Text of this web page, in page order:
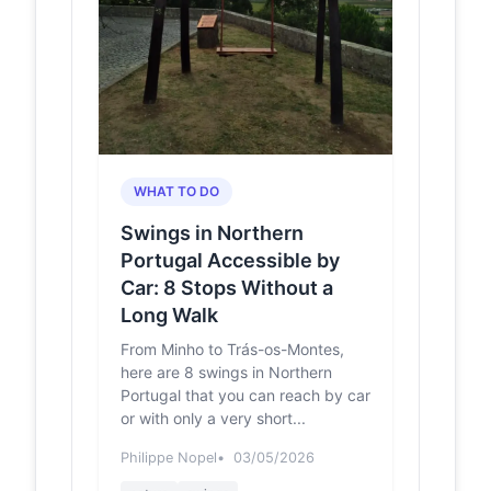
Baloiço do Pisco
sem poder
baloiçar - a
aventura
terminou... por
enquanto!
beiraaltatv.com
Nestas duas semanas, durante o dia
recebeu imensas visitas, onde
Baloiço do Pisco beiraaltatv.com
Diretor: Sérgio Caetano | 27 de
novembro de 2020 | Edição nº 115 ·
Reserved
Baloiço do Pisco |
Facebook
facebook.com
Baloiço do Pisco. 2,284 likes. Serra
WHAT TO DO
Swings in Northern
Portugal Accessible by
Car: 8 Stops Without a
Long Walk
From Minho to Trás-os-Montes,
here are 8 swings in Northern
Portugal that you can reach by car
or with only a very short...
Philippe Nopel 03/05/2026